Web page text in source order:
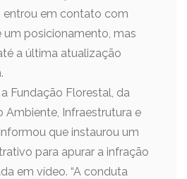
entrou em contato com
um posicionamento, mas
a última atualização
Fundação Florestal, da
Ambiente, Infraestrutura e
que instaurou um
para apurar a infração
em vídeo. “A conduta